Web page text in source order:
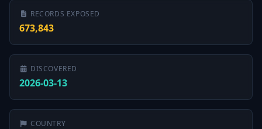
RECORDS EXPOSED
673,843
DISCOVERED
2026-03-13
COUNTRY